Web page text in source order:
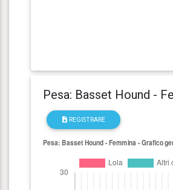
Pesa: Basset Hound -
REGISTRARE